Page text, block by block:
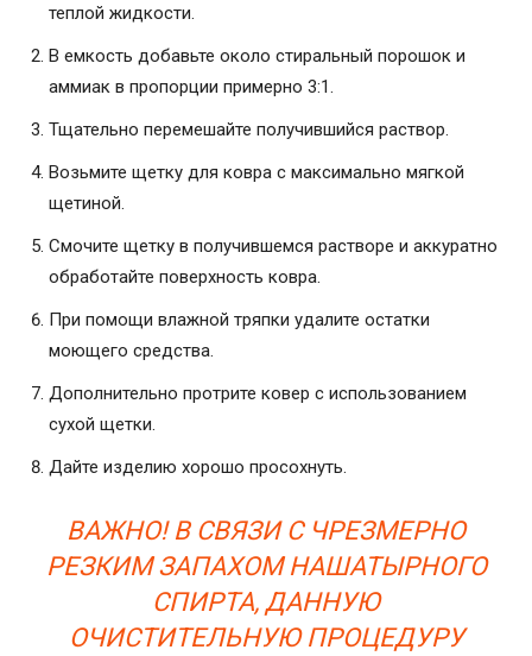
теплой жидкости.
В емкость добавьте около стиральный порошок и
аммиак в пропорции примерно 3:1.
Тщательно перемешайте получившийся раствор.
Возьмите щетку для ковра с максимально мягкой
щетиной.
Смочите щетку в получившемся растворе и аккуратно
обработайте поверхность ковра.
При помощи влажной тряпки удалите остатки
моющего средства.
Дополнительно протрите ковер с использованием
сухой щетки.
Дайте изделию хорошо просохнуть.
ВАЖНО! В СВЯЗИ С ЧРЕЗМЕРНО
РЕЗКИМ ЗАПАХОМ НАШАТЫРНОГО
СПИРТА, ДАННУЮ
ОЧИСТИТЕЛЬНУЮ ПРОЦЕДУРУ